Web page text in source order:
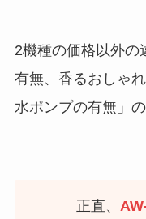
2機種の価格以外の
有無、香るおしゃ
水ポンプの有無」の
正直、